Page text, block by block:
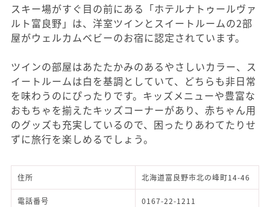
スキー場がすぐ目の前にある「ホテルナトゥールヴァ
ルト富良野」は、洋室ツインとスイートルームの2部
屋がウェルカムベビーのお宿に認定されています。
ツインの部屋はあたたかみのあるやさしいカラー、ス
イートルームは白を基調としていて、どちらも非日常
を味わうのにぴったりです。キッズメニューや豊富な
おもちゃを揃えたキッズコーナーがあり、赤ちゃん用
のグッズも充実しているので、困ったりあわてたりせ
ずに旅行を楽しめるでしょう。
住所 北海道富良野市北の峰町14-46
電話番号 0167-22-1211